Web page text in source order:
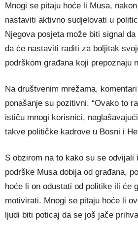
Mnogi se pitaju hoće li Musa,
nastaviti aktivno sudjelovati u
Njegova posjeta može biti signal
da će nastaviti raditi za boljitak
podrškom građana koji prepoznaju
Na društvenim mrežama,
ponašanje su pozitivni. “Ovako to
ističu mnogi korisnici,
takve političke kadrove u Bosni i
S obzirom na to kako su se odvijali
podrške Musa dobija od građana,
hoće li on odustati od politike ili će
motivirati. Mnogi se pitaju hoće li
ljudi biti poticaj da se još jače